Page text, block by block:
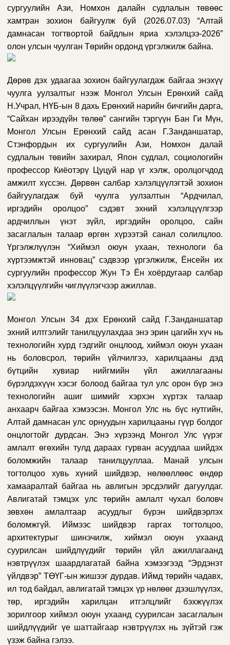
сургуулийн Ази, Номхон далайн судлалын төвөөс
хамтран зохион байгуулж буй (2026.07.03) “Алтай
дамнасан тогтвортой байдлын яриа хэлэлцээ-2026”
олон улсын чуулган Төрийн ордонд үргэлжилж байна.
Дөрөв дэх удаагаа зохион байгуулагдаж байгаа энэхүү
чуулга уулзалтыг нээж Монгол Улсын Ерөнхий сайд
Н.Учрал, НҮБ-ын 8 дахь Ерөнхий нарийн бичгийн дарга,
“Сайхан ирээдүйн төлөө” сангийн тэргүүн Бан Ги Мүн,
Монгол Улсын Ерөнхий сайд асан Г.Занданшатар,
Стэнфордын их сургуулийн Ази, Номхон далай
судлалын төвийн захирал, Япон судлал, социологийн
профессор Киёотэрү Цуцуй нар үг хэлж, оролцогчдод
амжилт хүссэн. Дөрвөн салбар хэлэлцүүлэгтэй зохион
байгуулагдаж буй чуулга уулзалтын “Ардчилал,
иргэдийн оролцоо” сэдэвт эхний хэлэлцүүлгээр
ардчиллын үнэт зүйл, иргэдийн оролцоо, сайн
засаглалын талаар өргөн хүрээтэй санал солилцлоо.
Үргэлжлүүлэн “Хиймэл оюун ухаан, технологи ба
хүртээмжтэй инновац” сэдвээр үргэлжилж, Ёнсейн их
сургуулийн профессор Жун Тэ Ён хоёрдугаар салбар
хэлэлцүүлгийн чиглүүлэгчээр ажиллав.
Монгол Улсын 34 дэх Ерөнхий сайд Г.Занданшатар
эхний илтгэлийг танилцуулахдаа энэ эрин цагийн хүч нь
технологийн хурд гэдгийг онцлоод, хиймэл оюун ухаан
нь боловсрол, төрийн үйлчилгээ, харилцааны дэд
бүтцийн хувиар нийгмийн үйл ажиллагааны
бүрэлдэхүүн хэсэг болоод байгаа тул улс орон бүр энэ
технологийн ашиг шимийг хэрхэн хүртэх талаар
анхаарч байгаа хэмээсэн. Монгол Улс нь бүс нутгийн,
Алтай дамнасан улс орнуудын харилцааны гүүр болдог
онцлогтойг дурдсан. Энэ хүрээнд Монгол Улс үүрэг
амлалт өгөхийн тулд дараах гурван асуудлаа шийдэх
боломжийн талаар танилцууллаа. Манай улсын
тогтолцоо хувь хүний шийдвэр, нөлөөллөөс өндөр
хамааралтай байгаа нь авлигын эрсдэлийг дагуулдаг.
Авлигатай тэмцэх улс төрийн амлалт чухал боловч
зөвхөн амлалтаар асуудлыг бүрэн шийдвэрлэх
боломжгүй. Иймээс шийдвэр гаргах тогтолцоо,
архитектурыг шинэчилж, хиймэл оюун ухаанд
суурилсан шийдлүүдийг төрийн үйл ажиллагаанд
нэвтрүүлэх шаардлагатай байна хэмээгээд “Эрдэнэт
үйлдвэр” ТӨҮГ-ын жишээг дурдав. Иймд төрийн чадавх,
ил тод байдал, авлигатай тэмцэх үр нөлөөг дээшлүүлэх,
төр, иргэдийн харилцан итгэлцлийг бэхжүүлэх
зорилгоор хиймэл оюун ухаанд суурилсан засаглалын
шийдлүүдийг үе шаттайгаар нэвтрүүлэх нь зүйтэй гэж
үзэж байна гэлээ.